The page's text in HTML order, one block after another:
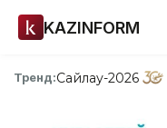
KAZINFORM
Тренд:Сайлау-2026